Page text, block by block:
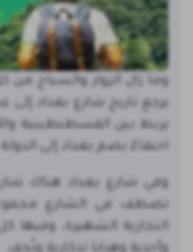
وما زال الزوار والسياح من
يرجع تاريخ شارع بغداد إلى
يربط بين القسطنطينية
احتفاءً بضم بغداد إلى الدولة
وفي شارع بغداد هناك
تصطف في الشارع
التجارية الشهيرة،
وأحذية وهدايا تذكارية وتُحف